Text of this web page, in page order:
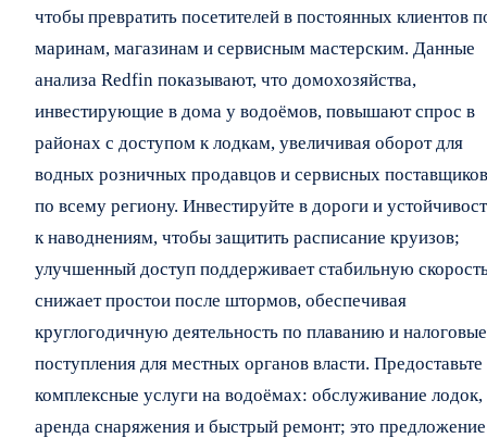
чтобы превратить посетителей в постоянных клиентов
маринам, магазинам и сервисным мастерским. Данные
анализа Redfin показывают, что домохозяйства,
инвестирующие в дома у водоёмов, повышают спрос в
районах с доступом к лодкам, увеличивая оборот для
водных розничных продавцов и сервисных поставщиков
по всему региону. Инвестируйте в дороги и
к наводнениям, чтобы защитить расписание круизов;
улучшенный доступ поддерживает стабильную
снижает простои после штормов, обеспечивая
круглогодичную деятельность по плаванию и налоговые
поступления для местных органов власти. Предоставьте
комплексные услуги на водоёмах: обслуживание лодок,
аренда снаряжения и быстрый ремонт; это предложение